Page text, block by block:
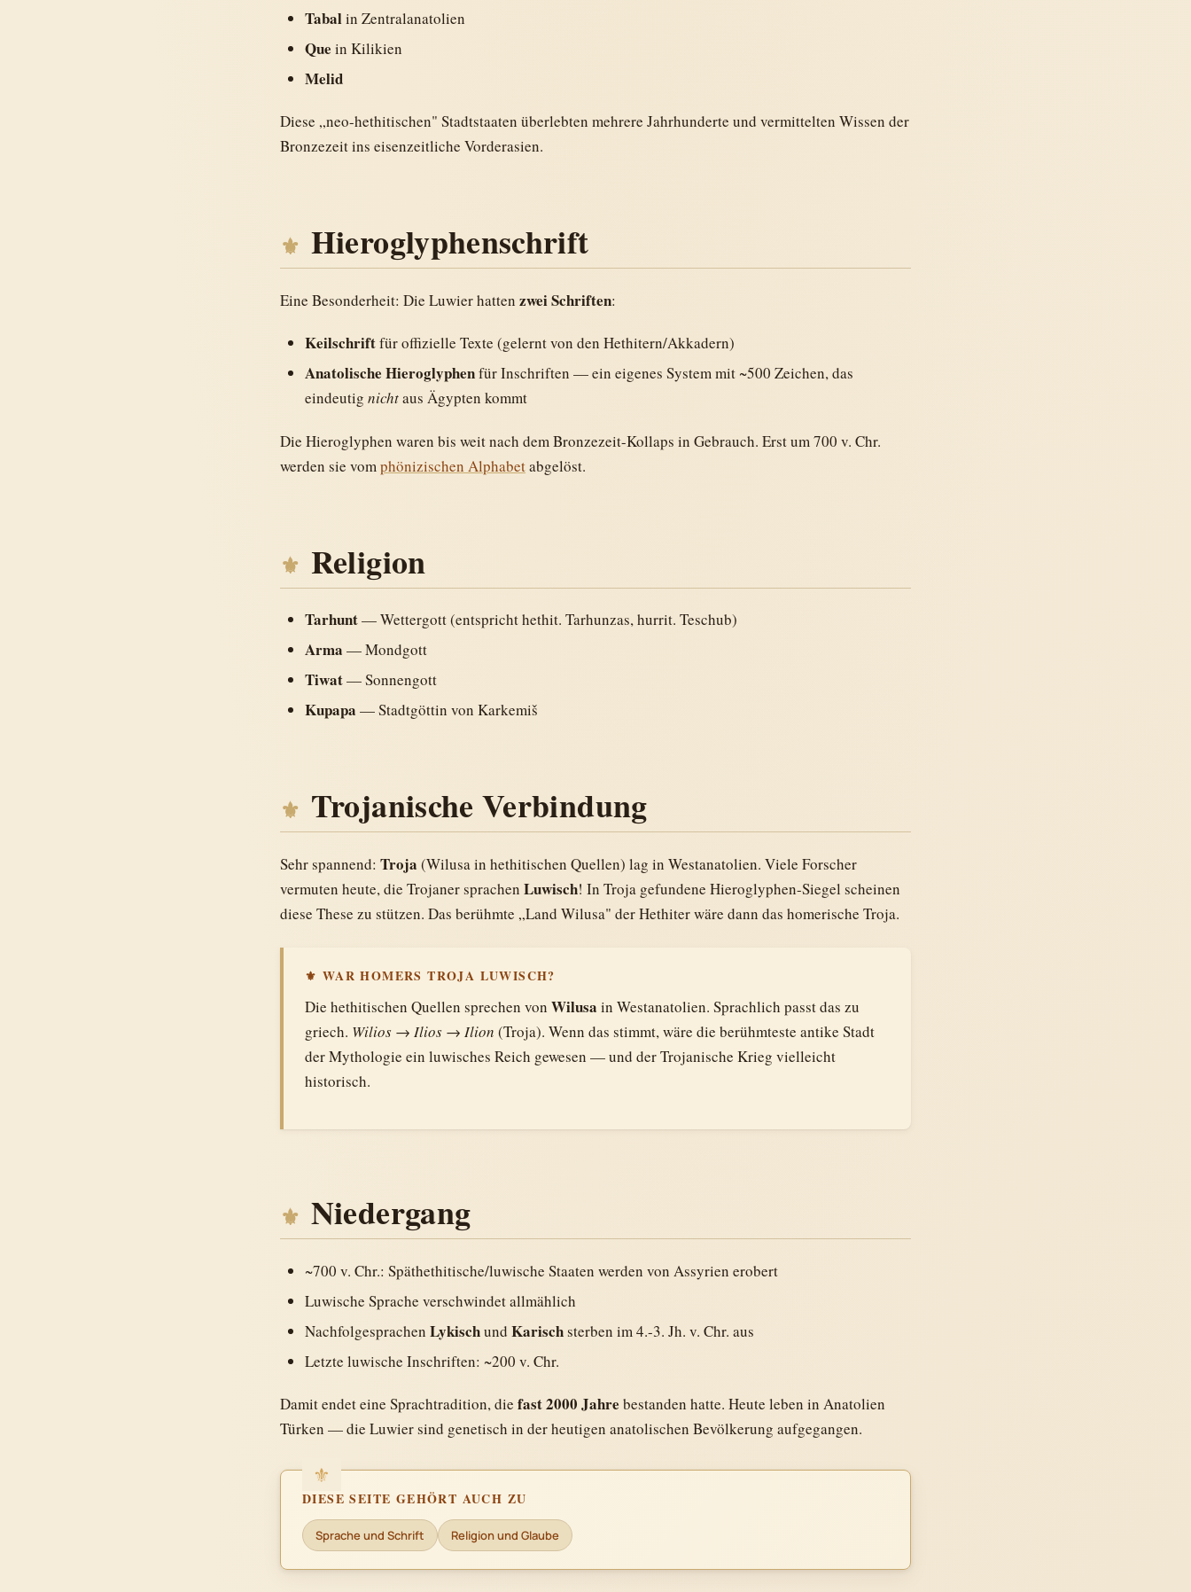
Tabalin Zentralanatolien
Que in Kilikien
Melid
Diese „neo-hethitischen" Stadtstaaten überlebten mehrere Jahrhunderte und vermittelten Wissen der
Bronzezeit ins eisenzeitliche Vorderasien.
Hieroglyphenschrift
Eine Besonderheit: Die Luwier hatten zwei Schriften:
Keilschriftfür offizielle Texte (gelernt von den Hethitern/Akkadern)
Anatolische Hieroglyphenfür Inschriften — ein eigenes System mit ~500 Zeichen, das
eindeutig nichtaus Ägypten kommt
Die Hieroglyphen waren bis weit nach dem Bronzezeit-Kollaps in Gebrauch. Erst um 700 v. Chr.
werden sie vom phönizischen Alphabetabgelöst.
Religion
Tarhunt— Wettergott (entspricht hethit. Tarhunzas, hurrit. Teschub)
Arma — Mondgott
Tiwat— Sonnengott
Kupapa — Stadtgöttin von Karkemiš
Trojanische Verbindung
Sehr spannend: Troja (Wilusa in hethitischen Quellen) lag in Westanatolien. Viele Forscher
vermuten heute, die Trojaner sprachen Luwisch! In Troja gefundene Hieroglyphen-Siegel scheinen
diese These zu stützen. Das berühmte „Land Wilusa" der Hethiter wäre dann das homerische Troja.
⚜ WAR HOMERS TROJA LUWISCH?
Die hethitischen Quellen sprechen von Wilusa in Westanatolien. Sprachlich passt das zu
griech. Wilios → Ilios → Ilion (Troja). Wenn das stimmt, wäre die berühmteste antike Stadt
der Mythologie ein luwisches Reich gewesen — und der Trojanische Krieg vielleicht
historisch.
Niedergang
~700 v. Chr.: Späthethitische/luwische Staaten werden von Assyrien erobert
Luwische Sprache verschwindet allmählich
Nachfolgesprachen Lykischund Karischsterben im 4.-3. Jh. v. Chr. aus
Letzte luwische Inschriften: ~200 v. Chr.
Damit endet eine Sprachtradition, die fast 2000 Jahre bestanden hatte. Heute leben in Anatolien
Türken — die Luwier sind genetisch in der heutigen anatolischen Bevölkerung aufgegangen.
DIESE SEITE GEHÖRT AUCH ZU
Sprache und Schrift Religion und Glaube